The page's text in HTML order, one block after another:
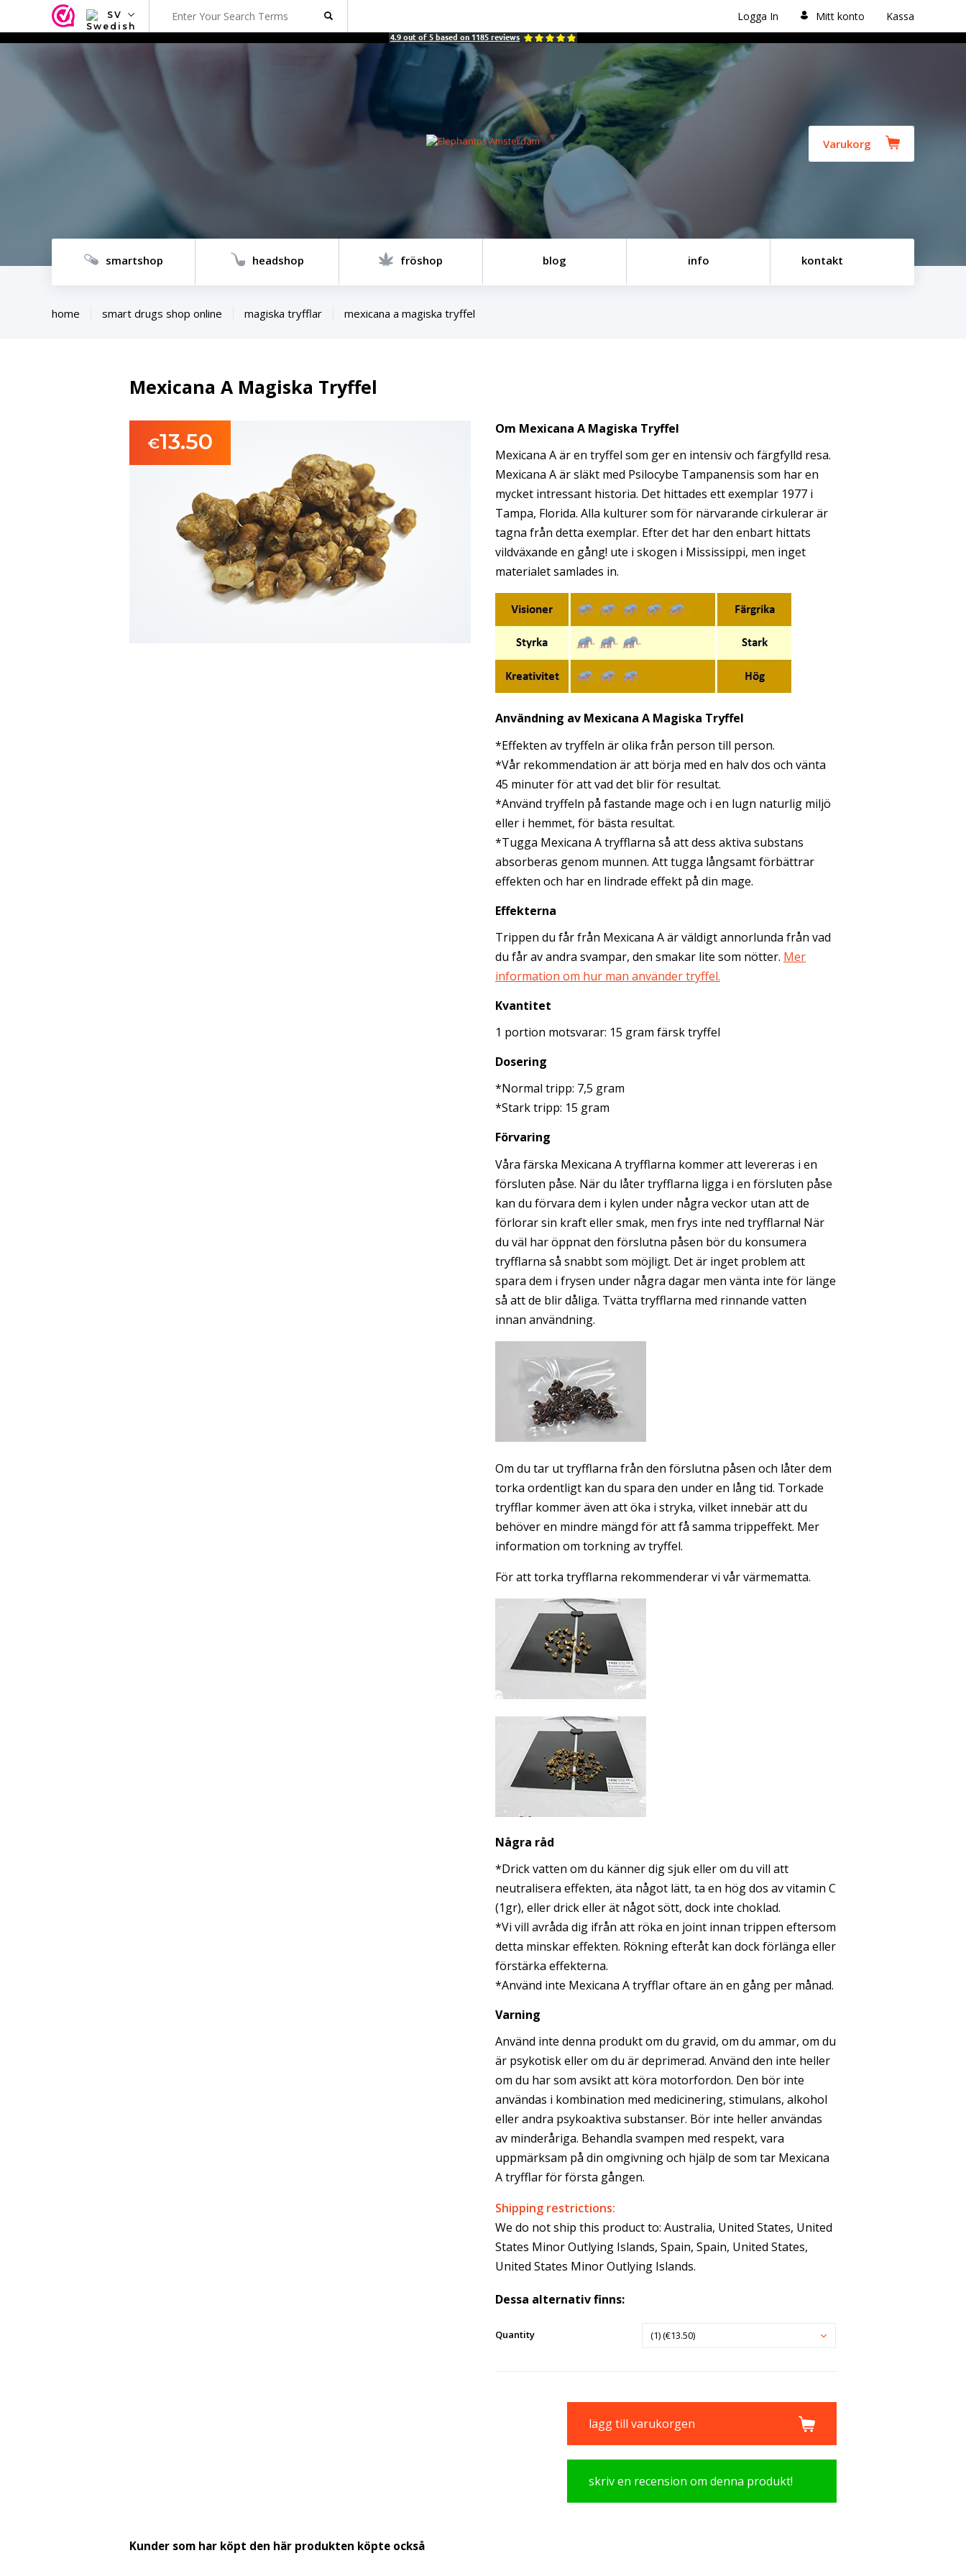
SV Logga In Mitt konto Kassa
4.9 out of 5 based on 1185 reviews
Varukorg
smartshop headshop fröshop blog info kontakt
home smart drugs shop online magiska tryfflar mexicana a magiska tryffel
Mexicana A Magiska Tryffel
€13.50
Om Mexicana A Magiska Tryffel
Mexicana A är en tryffel som ger en intensiv och färgfylld resa.
Mexicana A är släkt med Psilocybe Tampanensis som har en
mycket intressant historia. Det hittades ett exemplar 1977 i
Tampa, Florida. Alla kulturer som för närvarande cirkulerar är
tagna från detta exemplar. Efter det har den enbart hittats
vildväxande en gång! ute i skogen i Mississippi, men inget
materialet samlades in.
Användning av Mexicana A Magiska Tryffel
*Effekten av tryffeln är olika från person till person.
*Vår rekommendation är att börja med en halv dos och vänta
45 minuter för att vad det blir för resultat.
*Använd tryffeln på fastande mage och i en lugn naturlig miljö
eller i hemmet, för bästa resultat.
*Tugga Mexicana A tryfflarna så att dess aktiva substans
absorberas genom munnen. Att tugga långsamt förbättrar
effekten och har en lindrade effekt på din mage.
Effekterna
Trippen du får från Mexicana A är väldigt annorlunda från vad
du får av andra svampar, den smakar lite som nötter. Mer
information om hur man använder tryffel.
Kvantitet
1 portion motsvarar: 15 gram färsk tryffel
Dosering
*Normal tripp: 7,5 gram
*Stark tripp: 15 gram
Förvaring
Våra färska Mexicana A tryfflarna kommer att levereras i en
försluten påse. När du låter tryfflarna ligga i en försluten påse
kan du förvara dem i kylen under några veckor utan att de
förlorar sin kraft eller smak, men frys inte ned tryfflarna! När
du väl har öppnat den förslutna påsen bör du konsumera
tryfflarna så snabbt som möjligt. Det är inget problem att
spara dem i frysen under några dagar men vänta inte för länge
så att de blir dåliga. Tvätta tryfflarna med rinnande vatten
innan användning.
Om du tar ut tryfflarna från den förslutna påsen och låter dem
torka ordentligt kan du spara den under en lång tid. Torkade
tryfflar kommer även att öka i stryka, vilket innebär att du
behöver en mindre mängd för att få samma trippeffekt. Mer
information om torkning av tryffel.
För att torka tryfflarna rekommenderar vi vår värmematta.
Några råd
*Drick vatten om du känner dig sjuk eller om du vill att
neutralisera effekten, äta något lätt, ta en hög dos av vitamin C
(1gr), eller drick eller ät något sött, dock inte choklad.
*Vi vill avråda dig ifrån att röka en joint innan trippen eftersom
detta minskar effekten. Rökning efteråt kan dock förlänga eller
förstärka effekterna.
*Använd inte Mexicana A tryfflar oftare än en gång per månad.
Varning
Använd inte denna produkt om du gravid, om du ammar, om du
är psykotisk eller om du är deprimerad. Använd den inte heller
om du har som avsikt att köra motorfordon. Den bör inte
användas i kombination med medicinering, stimulans, alkohol
eller andra psykoaktiva substanser. Bör inte heller användas
av minderåriga. Behandla svampen med respekt, vara
uppmärksam på din omgivning och hjälp de som tar Mexicana
A tryfflar för första gången.
Shipping restrictions:
We do not ship this product to: Australia, United States, United
States Minor Outlying Islands, Spain, Spain, United States,
United States Minor Outlying Islands.
Dessa alternativ finns:
Quantity (1) (€13.50)
lägg till varukorgen
skriv en recension om denna produkt!
Kunder som har köpt den här produkten köpte också